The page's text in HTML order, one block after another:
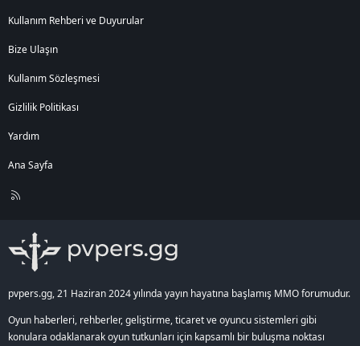
Kullanım Rehberi ve Duyurular
Bize Ulaşın
Kullanım Sözleşmesi
Gizlilik Politikası
Yardım
Ana Sayfa
R
pvpers.gg, 21 Haziran 2024 yılında yayın hayatına başlamış MMO forumudur.
Oyun haberleri, rehberler, geliştirme, ticaret ve oyuncu sistemleri gibi
konulara odaklanarak oyun tutkunları için kapsamlı bir buluşma noktası